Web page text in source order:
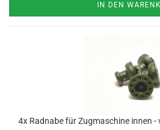
IN DEN
4x Radnabe für Zugmaschine innen -